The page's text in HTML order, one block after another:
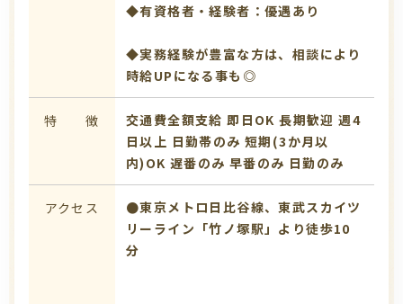
◆有資格者・経験者：優遇あり
◆実務経験が豊富な方は、相談により
時給UPになる事も◎
特 徴 交通費全額支給 即日OK 長期歓迎 週4
日以上 日勤帯のみ 短期(3か月以
内)OK 遅番のみ 早番のみ 日勤のみ
アクセス
●東京メトロ日比谷線、東武スカイツ
リーライン「竹ノ塚駅」より徒歩10
分